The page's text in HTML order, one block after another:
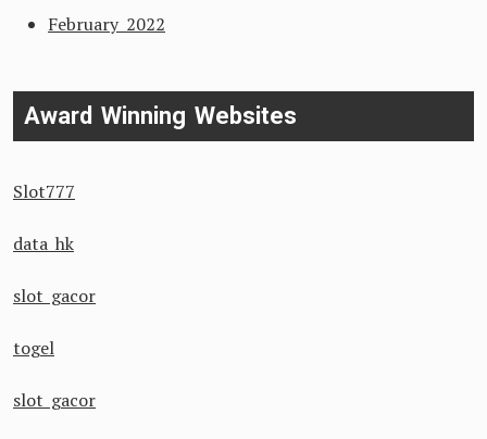
February 2022
Award Winning Websites
Slot777
data hk
slot gacor
togel
slot gacor